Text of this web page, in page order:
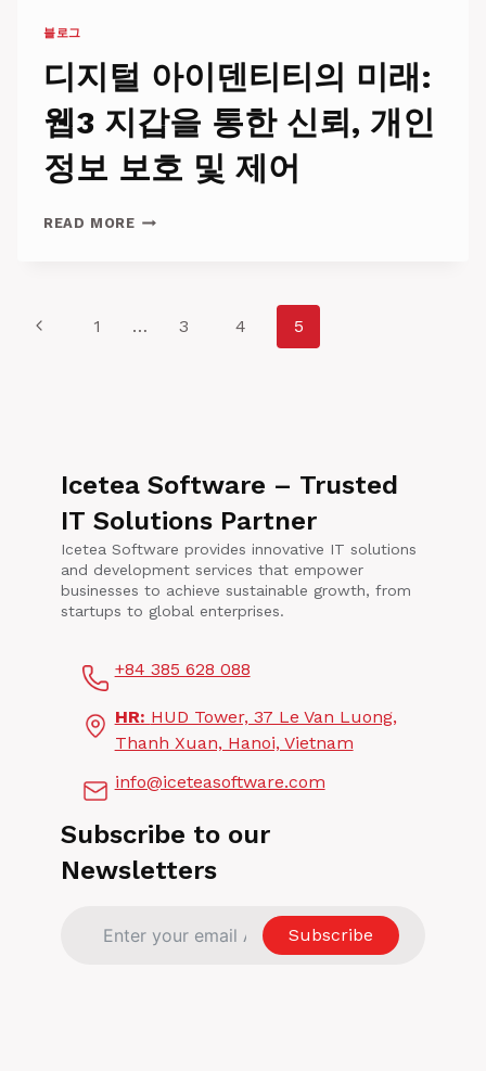
고
혁
신
에
대
한
사
블로그
디지털 아이덴티티의 미래:
웹3 지갑을 통한 신뢰, 개인
정보 보호 및 제어
READ MORE디
덴
3
갑
을
통
한
신
인
보
보
및
어
Page
Previous1 … 3 4 5
Icetea Software – Trusted
IT Solutions Partner
Icetea Software provides innovative IT solutions
and development services that empower
businesses to achieve sustainable growth, from
startups to global enterprises.
+84 385 628 088
HR: HUD Tower, 37 Le Van Luong,
Thanh Xuan, Hanoi, Vietnam
info@iceteasoftware.com
Subscribe to our
Newsletters
Subscribe